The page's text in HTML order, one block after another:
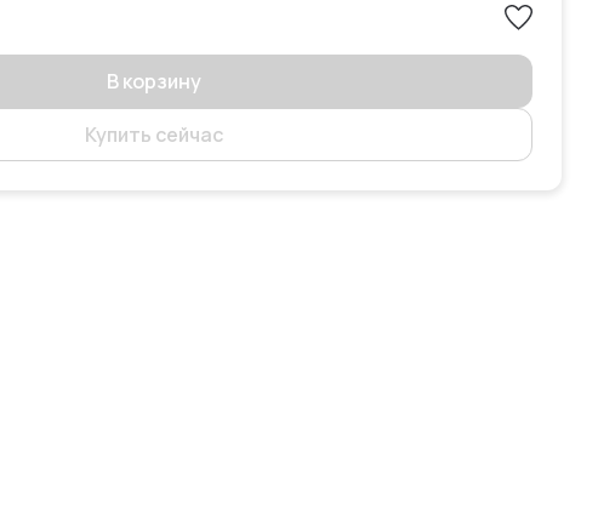
В корзину
Купить сейчас